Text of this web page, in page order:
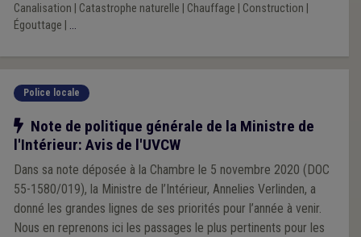
Canalisation Catastrophe naturelle Chauffage Construction
Égouttage
...
Police locale
Notre action
Note de politique générale de la Ministre de
l'Intérieur: Avis de l'UVCW
Dans sa note déposée à la Chambre le 5 novembre 2020 (DOC
55-1580/019), la Ministre de l’Intérieur, Annelies Verlinden, a
donné les grandes lignes de ses priorités pour l’année à venir.
Nous en reprenons ici les passages le plus pertinents pour les